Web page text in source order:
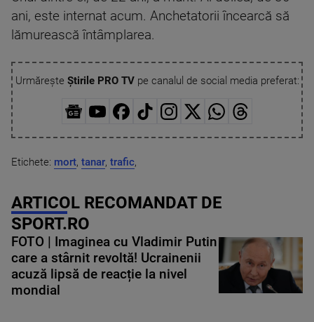
ani, este internat acum. Anchetatorii încearcă să
lămurească întâmplarea.
Urmărește Știrile PRO TVpe canalul de social media preferat:
Etichete: mort, tanar, trafic,
ARTICOL RECOMANDAT DE
SPORT.RO
FOTO | Imaginea cu Vladimir Putin
care a stârnit revoltă! Ucrainenii
acuză lipsă de reacție la nivel
mondial